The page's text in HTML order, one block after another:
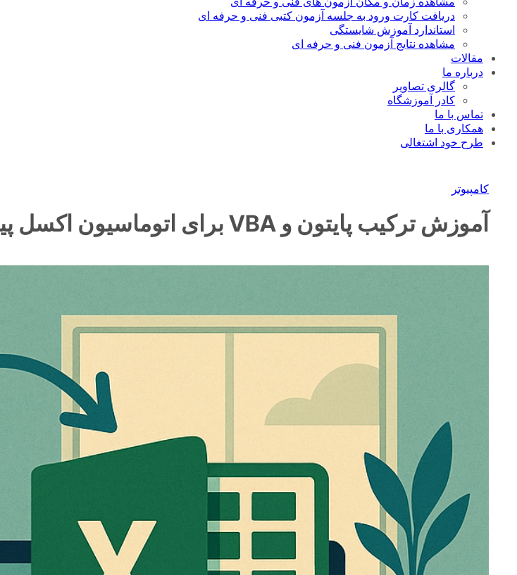
دریافت کارت ورود به جلسه آزمون کتبی فنی و حرفه ای
استاندارد آموزش شایستگی
مشاهده نتایج آزمون فنی و حرفه ای
مقالات
درباره ما
گالری تصاویر
کادر آموزشگاه
تماس با ما
همکاری با ما
طرح خود اشتغالی
کامپیوتر
آموزش ترکیب پایتون و VBA برای اتوماسیون اکسل پیشرفته در محیط اداری